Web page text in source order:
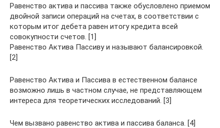
Равенство актива и пассива также обусловлено приемом
двойной записи операций на счетах, в соответствии с
которым итог дебета равен итогу кредита всей
совокупности счетов. [1]
Равенство Актива Пассиву и называют балансировкой.
[2]
Равенство Актива и Пассива в естественном балансе
возможно лишь в частном случае, не представляющем
интереса для теоретических исследований. [3]
Чем вызвано равенство актива и пассива баланса. [4]